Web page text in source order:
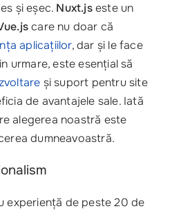
și eșec. Nuxt.jseste un
care nu doar că
aplicațiilor, dar și le face
urmare, este esențial să
și suport pentru site
de avantajele sale. Iată
alegerea noastră este
dumneavoastră.
experiență de peste 20 de